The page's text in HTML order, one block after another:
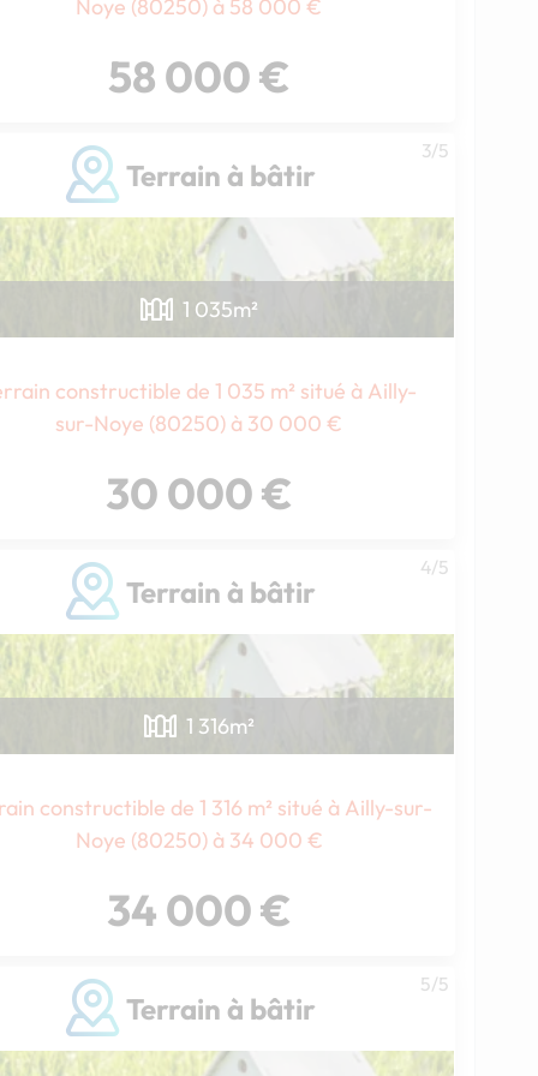
Chargement...
Noye (80250) à 58 000 €
58 000 €
Terrain à bâtir
3/5
1 035m²
constructible de 1 035 m² situé à Ailly-
sur-Noye (80250) à 30 000 €
30 000 €
Terrain à bâtir
4/5
1 316m²
constructible de 1 316 m² situé à Ailly-sur-
Noye (80250) à 34 000 €
34 000 €
Terrain à bâtir
5/5